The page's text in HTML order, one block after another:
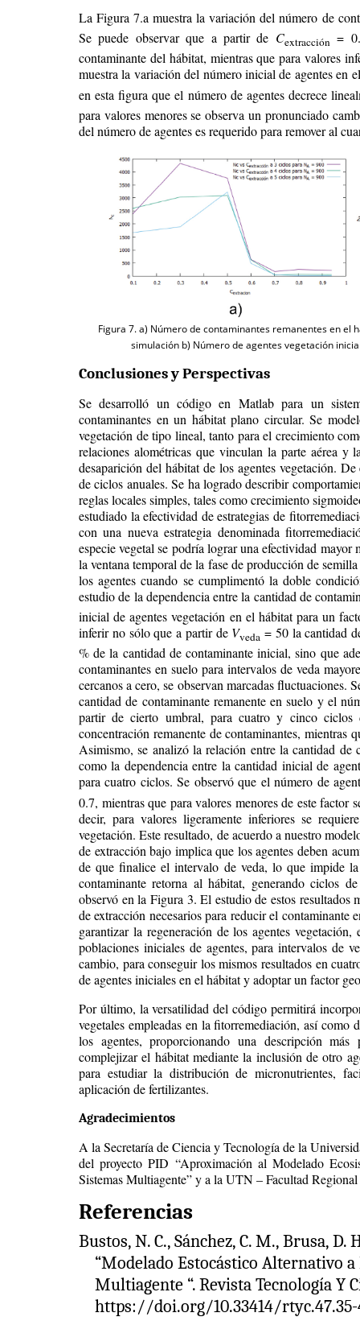
La Figura 7.a muestra la variación del número de
Se puede observar que a partir de Cextracción =
contaminante del hábitat, mientras que para valores
muestra la variación del número inicial de agentes en
en esta figura que el número de agentes decrece
para valores menores se observa un pronunciado
del número de agentes es requerido para remover al
Figura 7. a) Número de contaminantes remanentes en el
simulación b) Número de agentes vegetación
Conclusiones y Perspectivas
Se desarrolló un código en Matlab para un
contaminantes en un hábitat plano circular. Se
vegetación de tipo lineal, tanto para el crecimiento
relaciones alométricas que vinculan la parte aérea
desaparición del hábitat de los agentes vegetación.
de ciclos anuales. Se ha logrado describir
reglas locales simples, tales como crecimiento
estudiado la efectividad de estrategias de
con una nueva estrategia denominada
especie vegetal se podría lograr una efectividad
la ventana temporal de la fase de producción de
los agentes cuando se cumplimentó la doble
estudio de la dependencia entre la cantidad de
inicial de agentes vegetación en el hábitat para un
inferir no sólo que a partir de Vveda = 50 la cantidad
% de la cantidad de contaminante inicial, sino que
contaminantes en suelo para intervalos de veda
cercanos a cero, se observan marcadas fluctuaciones.
cantidad de contaminante remanente en suelo y el
partir de cierto umbral, para cuatro y cinco
concentración remanente de contaminantes, mientras
Asimismo, se analizó la relación entre la cantidad de
como la dependencia entre la cantidad inicial de
para cuatro ciclos. Se observó que el número de
0.7, mientras que para valores menores de este
decir, para valores ligeramente inferiores se
vegetación. Este resultado, de acuerdo a nuestro
de extracción bajo implica que los agentes deben
de que finalice el intervalo de veda, lo que impide
contaminante retorna al hábitat, generando ciclos
observó en la Figura 3. El estudio de estos
de extracción necesarios para reducir el
garantizar la regeneración de los agentes
poblaciones iniciales de agentes, para intervalos de
cambio, para conseguir los mismos resultados en
de agentes iniciales en el hábitat y adoptar un factor
Por último, la versatilidad del código permitirá
vegetales empleadas en la fitorremediación, así
los agentes, proporcionando una descripción
complejizar el hábitat mediante la inclusión de otro
para estudiar la distribución de micronutrientes,
aplicación de fertilizantes.
Agradecimientos
A la Secretaría de Ciencia y Tecnología de la
del proyecto PID “Aproximación al Modelado
Sistemas Multiagente” y a la UTN – Facultad
Referencias
Bustos, N. C., Sánchez, C. M., Brusa, D.
“Modelado Estocástico Alternativo
Multiagente “. Revista Tecnología Y
https://doi.org/10.33414/rtyc.47.35-